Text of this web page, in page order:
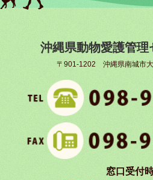
沖縄県動物愛護管理
〒901-1202 沖縄県南城市
窓口受付